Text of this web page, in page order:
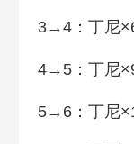
3→4：丁尼
4→5：丁尼
5→6：丁尼